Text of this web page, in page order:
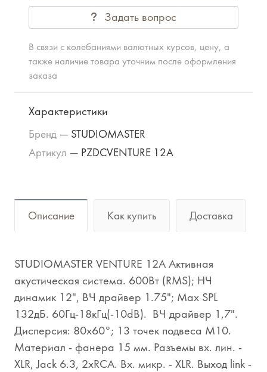
Задать вопрос
В связи с колебаниями валютных курсов, цену, а
также наличие товара уточним после оформления
заказа
Характеристики
Бренд — STUDIOMASTER
Артикул — PZDCVENTURE 12A
Описание Как купить Доставка
STUDIOMASTER VENTURE 12A Активная
акустическая система. 600Вт (RMS); НЧ
динамик 12", ВЧ драйвер 1.75"; Max SPL
132дБ. 60Гц-18кГц(-10dB). ВЧ драйвер 1,7".
Дисперсия: 80х60°; 13 точек подвеса М10.
Материал - фанера 15 мм. Разъемы вх. лин. -
XLR, Jack 6.3, 2хRCA. Вх. микр. - XLR. Выход link -